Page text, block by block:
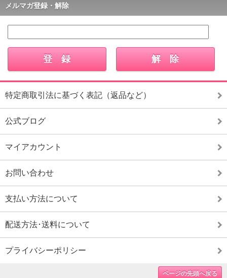
メルマガ登録・解除
特定商取引法に基づく表記（返品など）
公式ブログ
マイアカウント
お問い合わせ
支払い方法について
配送方法･送料について
プライバシーポリシー
ページの先頭へ戻る